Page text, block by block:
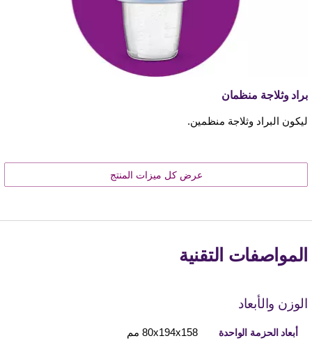
براد وثلاجة منظمان
ليكون البراد وثلاجة منظمين.
عرض كل ميزات المنتج
المواصفات التقنية
الوزن والأبعاد
أبعاد الحزمة الواحدة 158‏x‏194‏x‏80 مم